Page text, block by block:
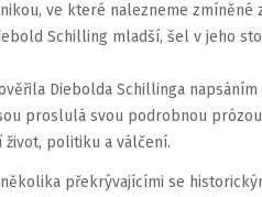
ve které nalezneme zmíněné
Schilling mladší, šel v jeho
Diebolda Schillinga
proslulá svou podrobnou
politiku a válčení.
překrývajícími se